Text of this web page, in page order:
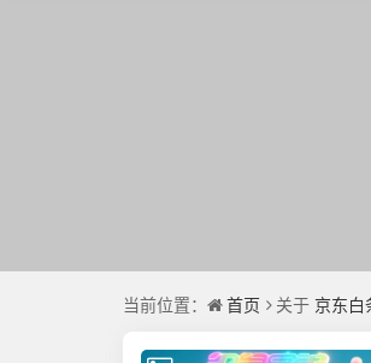
当前位置： 首页 关于 京东白